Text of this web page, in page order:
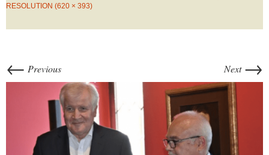
RESOLUTION (620 × 393)
← Previous Next →